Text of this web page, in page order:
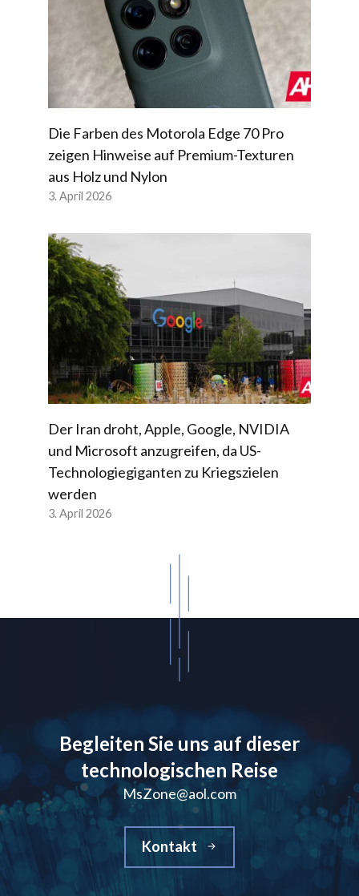
Die Farben des Motorola Edge 70 Pro
zeigen Hinweise auf Premium-Texturen
aus Holz und Nylon
3. April 2026
Der Iran droht, Apple, Google, NVIDIA
und Microsoft anzugreifen, da US-
Technologiegiganten zu Kriegszielen
werden
3. April 2026
Begleiten Sie uns auf dieser
technologischen Reise
MsZone@aol.com
Kontakt